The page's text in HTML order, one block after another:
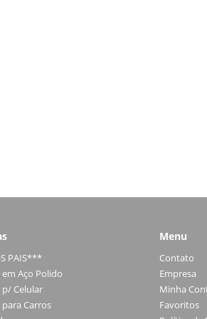
PAIS***
Aço Polido
p/ Celular
Carros
Menu
Contato
Empresa
Minha
Favoritos